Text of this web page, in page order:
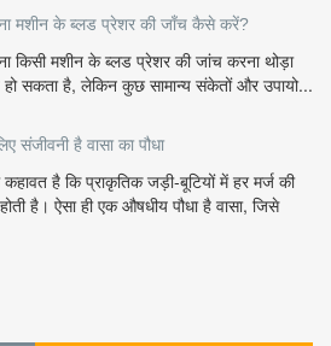
मशीन के ब्लड प्रेशर की जाँच कैसे करें?
किसी मशीन के ब्लड प्रेशर की जांच करना थोड़ा
हो सकता है, लेकिन कुछ सामान्य संकेतों और उपायो...
संजीवनी है वासा का पौधा
कहावत है कि प्राकृतिक जड़ी-बूटियों में हर मर्ज की
होती है। ऐसा ही एक औषधीय पौधा है वासा, जिसे